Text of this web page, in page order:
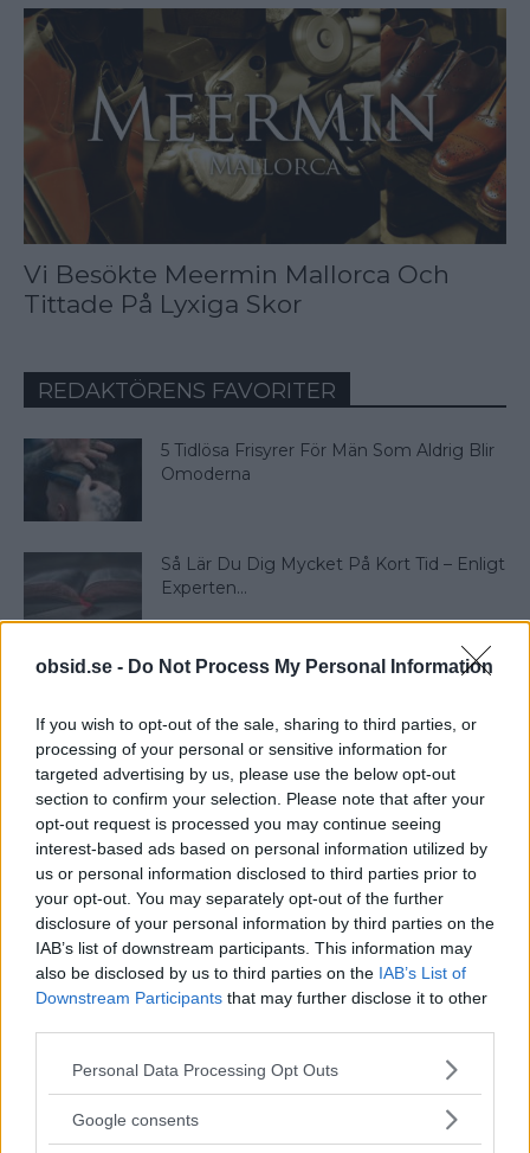
obsid.se - Do Not Process My Personal Information
If you wish to opt-out of the sale, sharing to third parties, or
processing of your personal or sensitive information for
targeted advertising by us, please use the below opt-out
section to confirm your selection. Please note that after your
opt-out request is processed you may continue seeing
interest-based ads based on personal information utilized by
us or personal information disclosed to third parties prior to
your opt-out. You may separately opt-out of the further
disclosure of your personal information by third parties on the
IAB’s list of downstream participants. This information may
also be disclosed by us to third parties on the IAB’s List of
Downstream Participants that may further disclose it to other
Please note that this website/app uses one or more Google
not limited to your visit or usage behaviour. You may click to
Personal Data Processing Opt Outs
Google consents
Vi Besökte Meermin Mallorca Och
Tittade På Lyxiga Skor
REDAKTÖRENS FAVORITER
5 Tidlösa Frisyrer För Män Som Aldrig Blir
Omoderna
Så Lär Du Dig Mycket På Kort Tid – Enligt
Experten...
Klädkod Sommarfin – Vad Betyder Det
4 Färger Som Passar Till Beige – Matcha
Med Stil!
9 Vanliga Tatueringars Betydelse – Tårar,
Spindelnät Svalor m.m.
Färgmatchning av Kläder – Så matchar